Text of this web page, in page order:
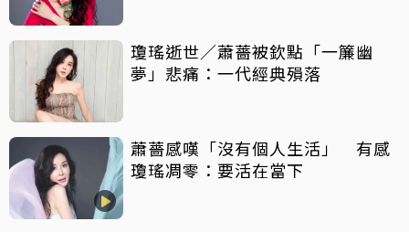
瓊瑤逝世／蕭薔被欽點「一簾幽
夢」悲痛：一代經典殞落
蕭薔感嘆「沒有個人生活」 有感
瓊瑤凋零：要活在當下